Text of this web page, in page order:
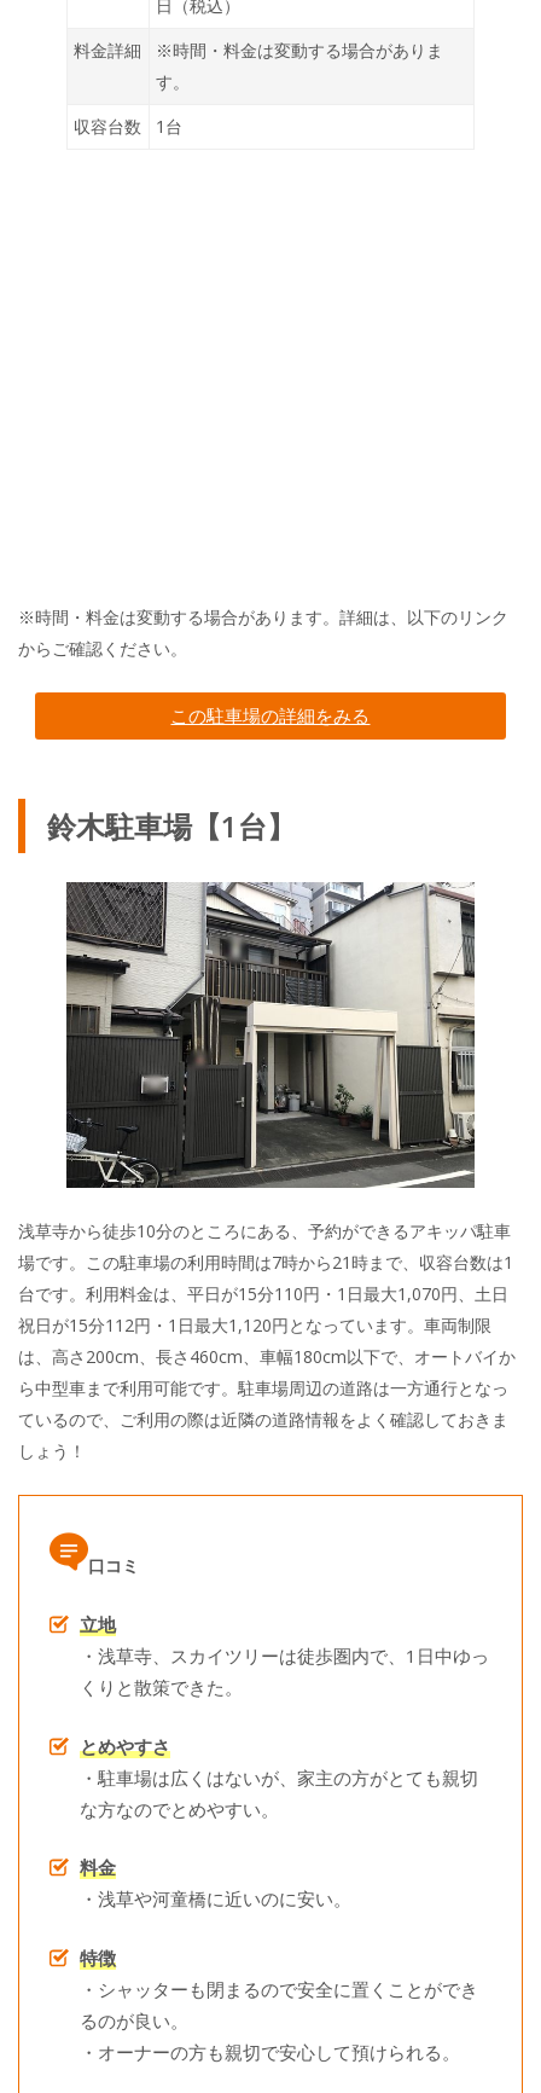
日（税込）
料金詳細
※時間・料金は変動する場合がありま
す。
収容台数
1台
※時間・料金は変動する場合があります。詳細は、以下のリンク
からご確認ください。
この駐車場の詳細をみる
鈴木駐車場【1台】
浅草寺から徒歩10分のところにある、予約ができるアキッパ駐車
場です。この駐車場の利用時間は7時から21時まで、収容台数は1
台です。利用料金は、平日が15分110円・1日最大1,070円、土日
祝日が15分112円・1日最大1,120円となっています。車両制限
は、高さ200cm、長さ460cm、車幅180cm以下で、オートバイか
ら中型車まで利用可能です。駐車場周辺の道路は一方通行となっ
ているので、ご利用の際は近隣の道路情報をよく確認しておきま
しょう！
口コミ
立地
・浅草寺、スカイツリーは徒歩圏内で、1日中ゆっ
くりと散策できた。
とめやすさ
・駐車場は広くはないが、家主の方がとても親切
な方なのでとめやすい。
料金
・浅草や河童橋に近いのに安い。
特徴
・シャッターも閉まるので安全に置くことができ
るのが良い。
・オーナーの方も親切で安心して預けられる。